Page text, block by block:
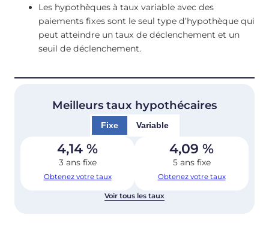
Les hypothèques à taux variable avec des
paiements fixes sont le seul type d’hypothèque qui
peut atteindre un taux de déclenchement et un
seuil de déclenchement.
Meilleurs taux hypothécaires
Fixe Variable
4,14 %
3 ans fixe
Obtenez votre taux
4,09 %
5 ans fixe
Obtenez votre taux
Voir tous les taux